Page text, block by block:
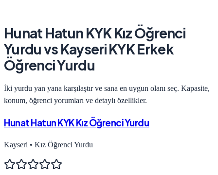
Hunat Hatun KYK Kız Öğrenci
Yurduvs Kayseri KYK Erkek
Öğrenci Yurdu
İki yurdu yan yana karşılaştır ve sana en uygun olanı seç. Kapasite,
konum, öğrenci yorumları ve detaylı özellikler.
Hunat Hatun KYK Kız Öğrenci Yurdu
Kayseri • Kız Öğrenci Yurdu